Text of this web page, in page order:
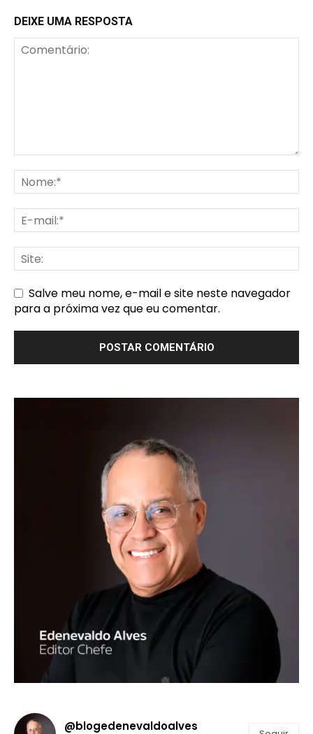
DEIXE UMA RESPOSTA
Salve meu nome, e-mail e site neste navegador
para a próxima vez que eu comentar.
@blogedenevaldoalves